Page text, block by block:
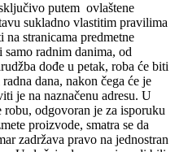
putem ovlaštene
sukladno vlastitim pravilima
na stranicama predmetne
radnim danima, od
dođe u petak, roba će biti
dana, nakon čega će je
je na naznačenu adresu. U
odgovoran je za isporuku
proizvode, smatra se da
zadržava pravo na jednostran